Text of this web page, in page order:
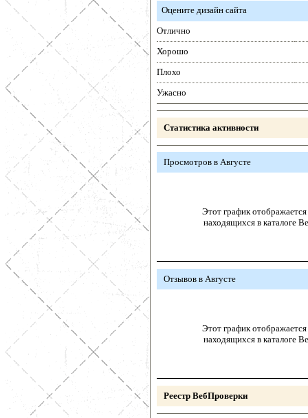
Оцените дизайн сайта
Отлично
Хорошо
Плохо
Ужасно
Статистика активности
Просмотров в Августе
Этот график отображается
находящихся в каталоге
Отзывов в Августе
Этот график отображается
находящихся в каталоге
Реестр ВебПроверки